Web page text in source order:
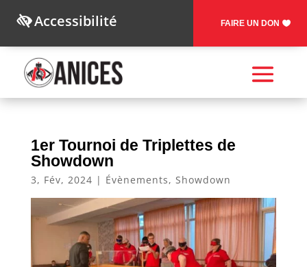
Accessibilité FAIRE UN DON
1er Tournoi de Triplettes de
Showdown
3, Fév, 2024 | Évènements, Showdown